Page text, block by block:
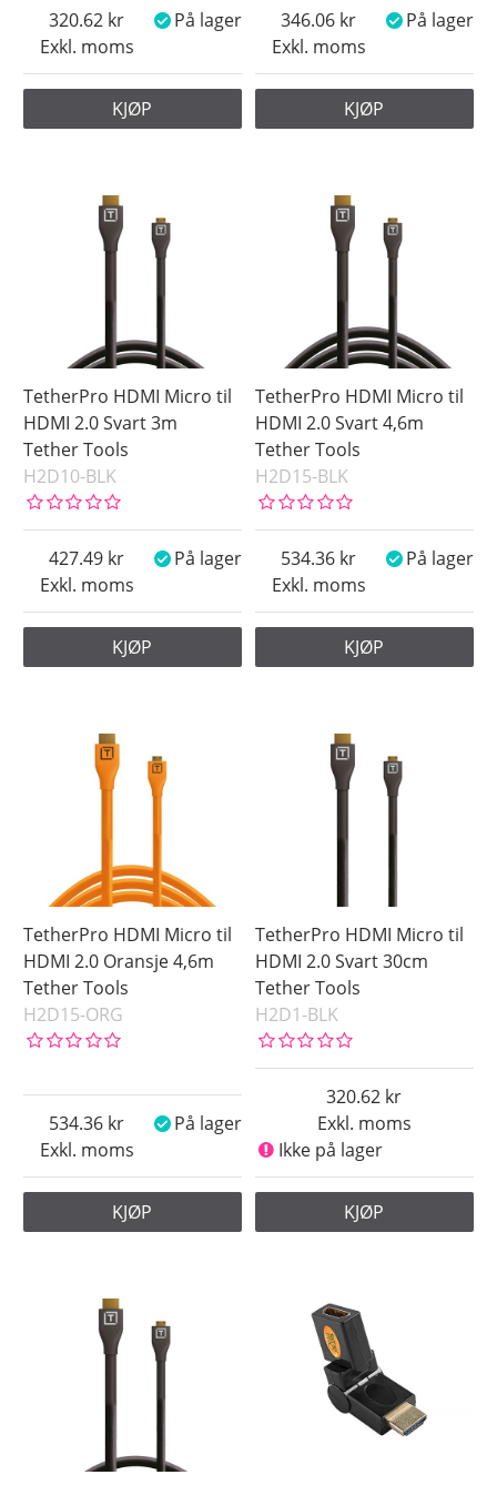
Exkl. moms
320.62 På lager
KJØP
Exkl. moms
346.06 På lager
KJØP
TetherPro HDMI Micro til
HDMI 2.0 Svart 3m
Tether Tools
H2D10-BLK
Exkl. moms
427.49 På lager
KJØP
TetherPro HDMI Micro til
HDMI 2.0 Svart 4,6m
Tether Tools
H2D15-BLK
Exkl. moms
534.36 På lager
KJØP
TetherPro HDMI Micro til
HDMI 2.0 Oransje 4,6m
Tether Tools
H2D15-ORG
Exkl. moms
534.36 På lager
KJØP
TetherPro HDMI Micro til
HDMI 2.0 Svart 30cm
Tether Tools
H2D1-BLK
Exkl. moms
320.62
Ikke på lager
KJØP